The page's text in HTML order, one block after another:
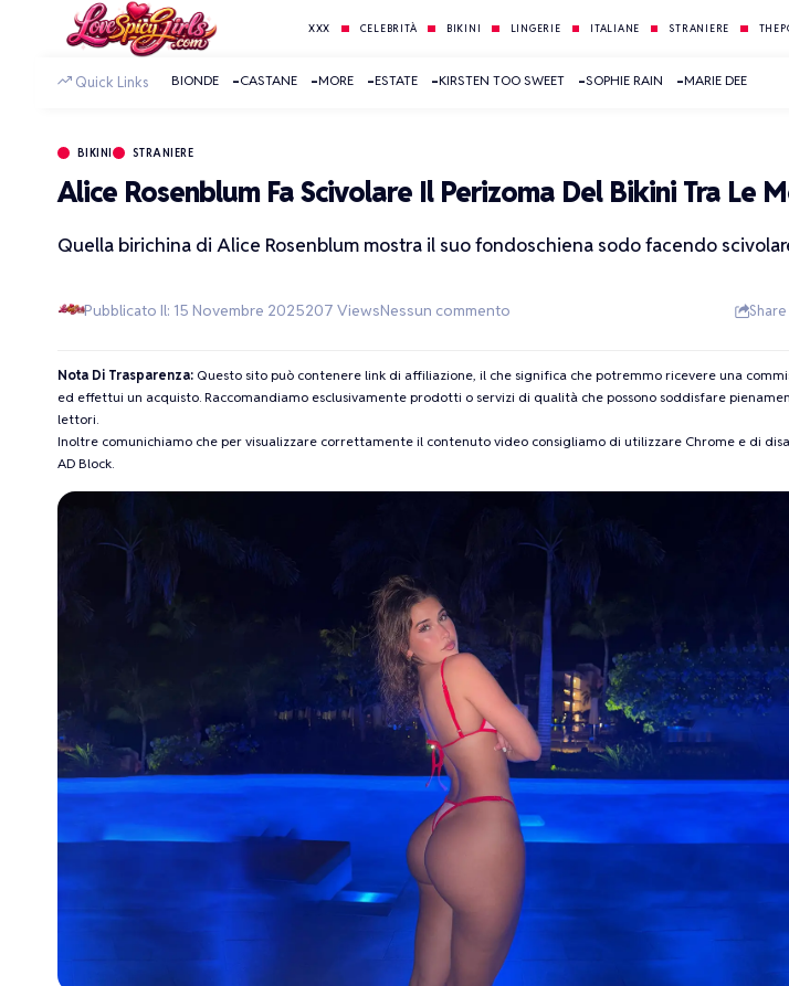
XXX CELEBRITÀ BIKINI LINGERIE ITALIANE STRANIERE
Quick Links BIONDE CASTANE MORE ESTATE KIRSTEN TOO SWEET SOPHIE RAIN MARIE DEE
BIKINI STRANIERE
Alice Rosenblum Fa Scivolare Il Perizoma Del Bikini Tra
Quella birichina di Alice Rosenblum mostra il suo fondoschiena sodo facendo
Pubblicato Il: 15 Novembre 2025207 ViewsNessun commento Share
Nota Di Trasparenza: Questo sito può contenere link di affiliazione, il che significa che potremmo ricevere una
ed effettui un acquisto. Raccomandiamo esclusivamente prodotti o servizi di qualità che possono soddisfare
lettori.
Inoltre comunichiamo che per visualizzare correttamente il contenuto video consigliamo di utilizzare Chrome e di
AD Block.